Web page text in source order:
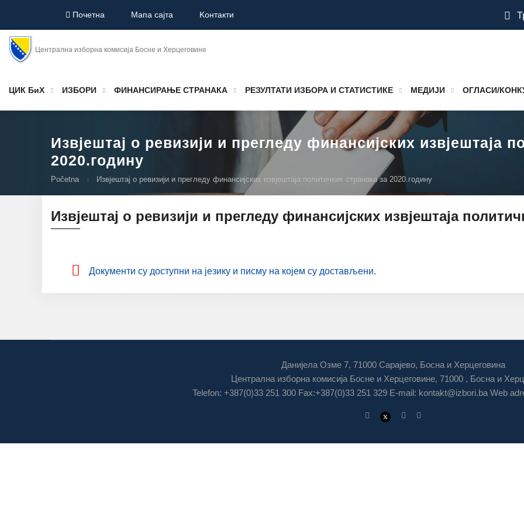
Почетна Мапа сајта Koнтакти
Централна изборна комисија Босне и Херцеговине
ЦИК БиХ ИЗБОРИ ФИНАНСИРАЊЕ СТРАНАКА РЕЗУЛТАТИ ИЗБОРА И СТАТИСТИКЕ МЕДИЈИ ОГЛАСИ/
Извјештај о ревизији и прегледу финансијских извјештаја
2020.годину
Početna Извјештај о ревизији и прегледу финансијских извјештаја политичких странака за 2020.годину
Извјештај о ревизији и прегледу финансијских извјештаја
Дoкумeнти су дoступни нa jeзику и писму нa кojeм су дoстaвљeни.
Данијела Озме 7, 71000 Сарајево, Босна и Херцеговина
Централна изборна комисија Босне и Херцеговине, 71000 , Босна и
Telefon: +387(0)33 251 300 Fax:+387(0)33 251 329 E-mail: kontakt@izbori.baWeb